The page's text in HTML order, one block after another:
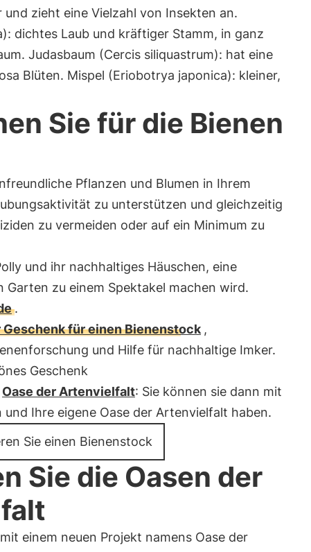
zieht eine Vielzahl von Insekten an.
dichtes Laub und kräftiger Stamm, in ganz
Judasbaum (Cercis siliquastrum): hat eine
Blüten. Mispel (Eriobotrya japonica): kleiner,
Sie für die Bienen
Pflanzen und Blumen in Ihrem
zu unterstützen und gleichzeitig
zu vermeiden oder auf ein Minimum zu
und ihr nachhaltiges Häuschen, eine
Garten zu einem Spektakel machen wird.
.
für einen Bienenstock ,
und Hilfe für nachhaltige Imker.
Geschenk
Oase der Artenvielfalt: Sie können sie dann mit
und Ihre eigene Oase der Artenvielfalt haben.
Sie einen Bienenstock
Sie die Oasen der
einem neuen Projekt namens Oase der